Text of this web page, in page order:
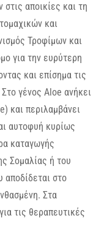
αποικίες και τη
και
Τροφίμων και
για την ευρύτερη
και επίσημα τις
γένος Aloe ανήκει
και περιλαμβάνει
αυτοφυή κυρίως
καταγωγής
Σομαλίας ή του
στο
Στα
τις θεραπευτικές